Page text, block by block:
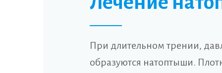
При длительном трении,
образуются натоптыши.